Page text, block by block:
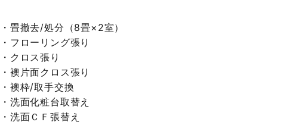
・畳撤去/処分（8畳×2室）
・フローリング張り
・クロス張り
・襖片面クロス張り
・襖枠/取手交換
・洗面化粧台取替え
・洗面ＣＦ張替え